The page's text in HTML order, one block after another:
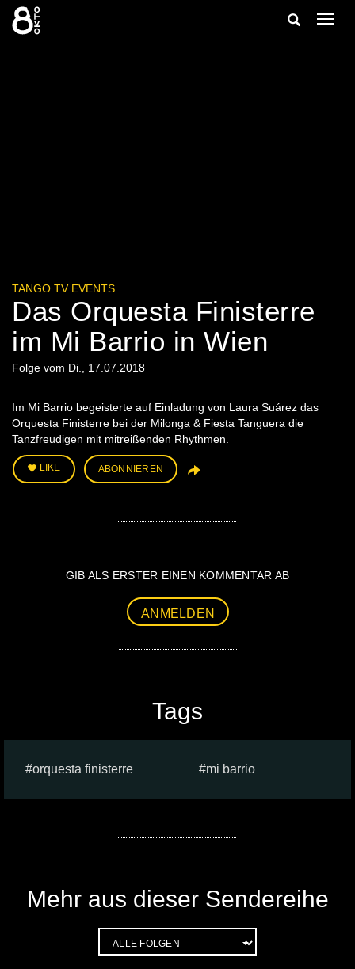
Zum
Inhalt
springen
Suche
TANGO TV EVENTS
Das Orquesta Finisterre
im Mi Barrio in Wien
Folge vom Di., 17.07.2018
Im Mi Barrio begeisterte auf Einladung von Laura Suárez das
Orquesta Finisterre bei der Milonga & Fiesta Tanguera die
Tanzfreudigen mit mitreißenden Rhythmen.
LIKE ABONNIEREN
GIB ALS ERSTER EINEN KOMMENTAR AB
ANMELDEN
Tags
orquesta finisterre mi barrio
Mehr aus dieser Sendereihe